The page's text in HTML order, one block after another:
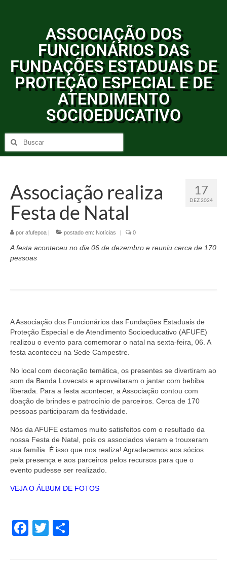
ASSOCIAÇÃO DOS
FUNCIONÁRIOS DAS
FUNDAÇÕES ESTADUAIS DE
PROTEÇÃO ESPECIAL E DE
ATENDIMENTO
SOCIOEDUCATIVO
17
DEZ 2024
Associação realiza
Festa de Natal
por afufepoa postado em: Notícias 0
A festa aconteceu no dia 06 de dezembro e reuniu cerca de 170
pessoas
A Associação dos Funcionários das Fundações Estaduais de
Proteção Especial e de Atendimento Socioeducativo (AFUFE)
realizou o evento para comemorar o natal na sexta-feira, 06. A
festa aconteceu na Sede Campestre.
No local com decoração temática, os presentes se divertiram ao
som da Banda Lovecats e aproveitaram o jantar com bebiba
liberada. Para a festa acontecer, a Associação contou com
doação de brindes e patrocínio de parceiros. Cerca de 170
pessoas participaram da festividade.
Nós da AFUFE estamos muito satisfeitos com o resultado da
nossa Festa de Natal, pois os associados vieram e trouxeram
sua família. É isso que nos realiza! Agradecemos aos sócios
pela presença e aos parceiros pelos recursos para que o
evento pudesse ser realizado.
VEJA O ÁLBUM DE FOTOS
Facebook
Twitter